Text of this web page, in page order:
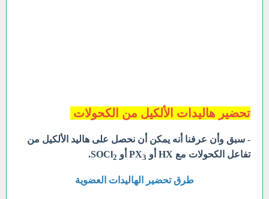
تحضير هاليدات الألكيل من الكحولات
- سبق وأن عرفنا أنه يمكن أن نحصل على هاليد الألكيل من
تفاعل الكحولات مع HX أو PX
3 أو SOCl 2
.
طرق تحضير الهاليدات العضوية